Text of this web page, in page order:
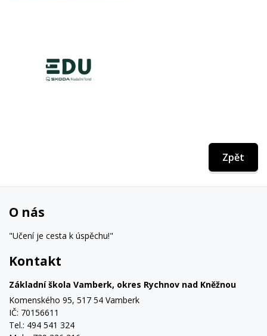
Zpět
O nás
"Učení je cesta k úspěchu!"
Kontakt
Základní škola Vamberk, okres Rychnov nad Kněžnou
Komenského 95, 517 54 Vamberk
IČ: 70156611
Tel.: 494 541 324